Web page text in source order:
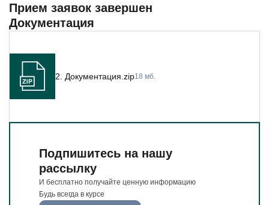
Прием заявок завершен
Документация
2. Документация.zip18 мб.
Подпишитесь на нашу
рассылку
И бесплатно получайте ценную информацию
Будь всегда в курсе